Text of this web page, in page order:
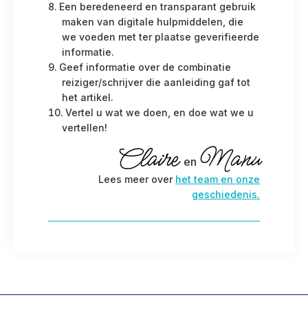
Een beredeneerd en transparant gebruik
maken van digitale hulpmiddelen, die
we voeden met ter plaatse geverifieerde
informatie.
Geef informatie over de combinatie
reiziger/schrijver die aanleiding gaf tot
het artikel.
Vertel u wat we doen, en doe wat we u
vertellen!
Claire en Manu
Lees meer over het team en onze
geschiedenis.